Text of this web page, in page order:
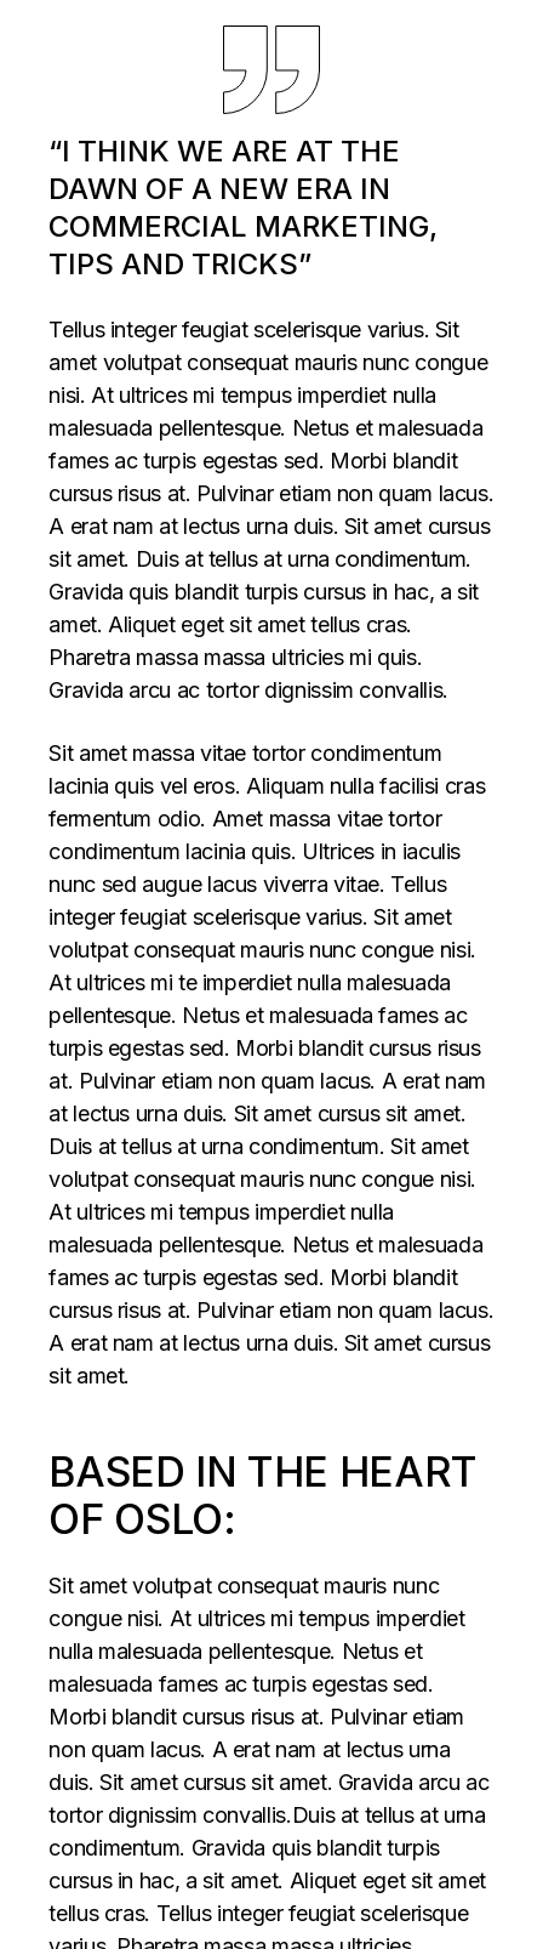
“I THINK WE ARE AT THE
DAWN OF A NEW ERA IN
COMMERCIAL MARKETING,
TIPS AND TRICKS”
Tellus integer feugiat scelerisque varius. Sit
amet volutpat consequat mauris nunc congue
nisi. At ultrices mi tempus imperdiet nulla
malesuada pellentesque. Netus et malesuada
fames ac turpis egestas sed. Morbi blandit
cursus risus at. Pulvinar etiam non quam lacus.
A erat nam at lectus urna duis. Sit amet cursus
sit amet. Duis at tellus at urna condimentum.
Gravida quis blandit turpis cursus in hac, a sit
amet. Aliquet eget sit amet tellus cras.
Pharetra massa massa ultricies mi quis.
Gravida arcu ac tortor dignissim convallis.
Sit amet massa vitae tortor condimentum
lacinia quis vel eros. Aliquam nulla facilisi cras
fermentum odio. Amet massa vitae tortor
condimentum lacinia quis. Ultrices in iaculis
nunc sed augue lacus viverra vitae. Tellus
integer feugiat scelerisque varius. Sit amet
volutpat consequat mauris nunc congue nisi.
At ultrices mi te imperdiet nulla malesuada
pellentesque. Netus et malesuada fames ac
turpis egestas sed. Morbi blandit cursus risus
at. Pulvinar etiam non quam lacus. A erat nam
at lectus urna duis. Sit amet cursus sit amet.
Duis at tellus at urna condimentum. Sit amet
volutpat consequat mauris nunc congue nisi.
At ultrices mi tempus imperdiet nulla
malesuada pellentesque. Netus et malesuada
fames ac turpis egestas sed. Morbi blandit
cursus risus at. Pulvinar etiam non quam lacus.
A erat nam at lectus urna duis. Sit amet cursus
sit amet.
BASED IN THE HEART
OF OSLO:
Sit amet volutpat consequat mauris nunc
congue nisi. At ultrices mi tempus imperdiet
nulla malesuada pellentesque. Netus et
malesuada fames ac turpis egestas sed.
Morbi blandit cursus risus at. Pulvinar etiam
non quam lacus. A erat nam at lectus urna
duis. Sit amet cursus sit amet. Gravida arcu ac
tortor dignissim convallis.Duis at tellus at urna
condimentum. Gravida quis blandit turpis
cursus in hac, a sit amet. Aliquet eget sit amet
tellus cras. Tellus integer feugiat scelerisque